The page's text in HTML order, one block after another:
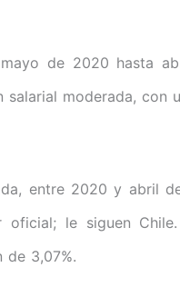
de 2020 hasta
moderada, con
entre 2020 y abril
le siguen
de 3,07%.